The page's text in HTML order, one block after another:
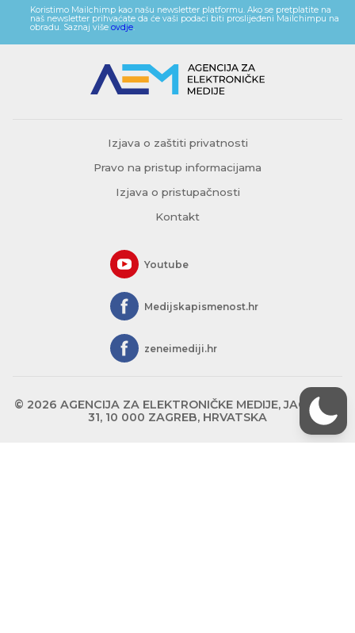
Koristimo Mailchimp kao našu newsletter platformu. Ako se pretplatite na
naš newsletter prihvaćate da će vaši podaci biti proslijeđeni Mailchimpu na
obradu. Saznaj više ovdje
Izjava o zaštiti privatnosti
Pravo na pristup informacijama
Izjava o pristupačnosti
Kontakt
Youtube
Medijskapismenost.hr
zeneimediji.hr
© 2026 AGENCIJA ZA ELEKTRONIČKE MEDIJE, JAGIĆEVA
31, 10 000 ZAGREB, HRVATSKA